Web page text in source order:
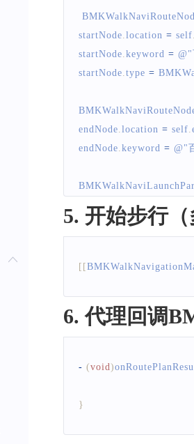
startNode location = self
startNode keyword = @ "
startNode type =
endNode location = self
endNode keyword = @ "
param .startNode =
param.endNode =
5. 开始步行
[ [
6. 代理回调
- (void)
}